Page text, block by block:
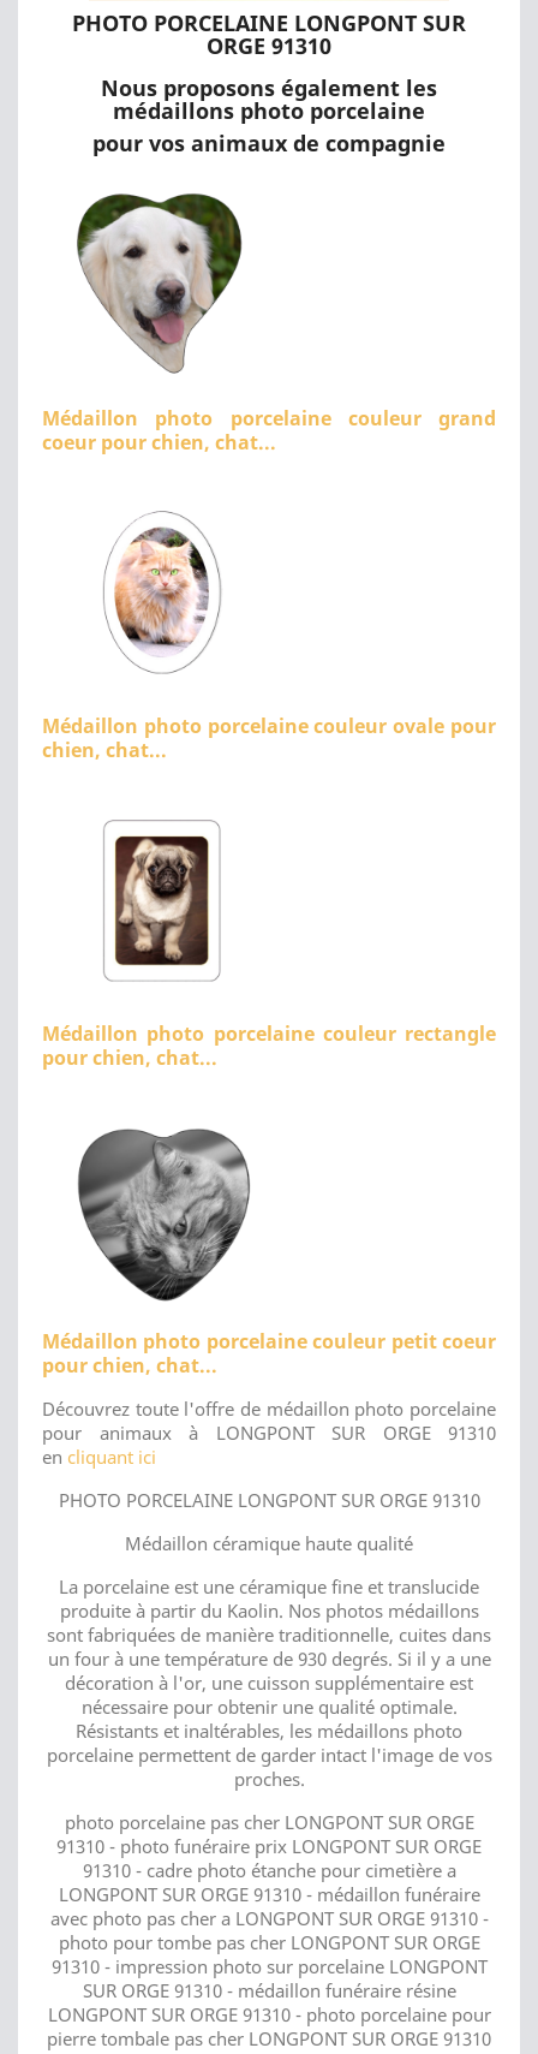
PHOTO PORCELAINE LONGPONT SUR
ORGE 91310
Nous proposons également les
médaillons photo porcelaine
pour vos animaux de compagnie
Médaillon photo porcelaine couleur grand
coeur pour chien, chat...
Médaillon photo porcelaine couleur ovale pour
chien, chat...
Médaillon photo porcelaine couleur rectangle
pour chien, chat...
Médaillon photo porcelaine couleur petit coeur
pour chien, chat...
Découvrez toute l'offre de médaillon photo porcelaine
pour animaux à LONGPONT SUR ORGE 91310
en cliquant ici
PHOTO PORCELAINE LONGPONT SUR ORGE 91310
Médaillon céramique haute qualité
La porcelaine est une céramique fine et translucide
produite à partir du Kaolin. Nos photos médaillons
sont fabriquées de manière traditionnelle, cuites dans
un four à une température de 930 degrés. Si il y a une
décoration à l'or, une cuisson supplémentaire est
nécessaire pour obtenir une qualité optimale.
Résistants et inaltérables, les médaillons photo
porcelaine permettent de garder intact l'image de vos
proches.
photo porcelaine pas cher LONGPONT SUR ORGE
91310 - photo funéraire prix LONGPONT SUR ORGE
91310 - cadre photo étanche pour cimetière a
LONGPONT SUR ORGE 91310 - médaillon funéraire
avec photo pas cher a LONGPONT SUR ORGE 91310 -
photo pour tombe pas cher LONGPONT SUR ORGE
91310 - impression photo sur porcelaine LONGPONT
SUR ORGE 91310 - médaillon funéraire résine
LONGPONT SUR ORGE 91310 - photo porcelaine pour
pierre tombale pas cher LONGPONT SUR ORGE 91310